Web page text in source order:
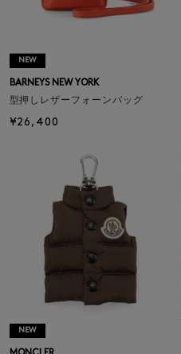
NEW
BARNEYS NEW YORK
型押しレザーフォーンバッグ
¥26,400
NEW